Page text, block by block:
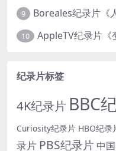
9
10
纪录片标签
4K纪录片 BBC
Curiosity纪录片 HBO纪录
录片 PBS纪录片 中